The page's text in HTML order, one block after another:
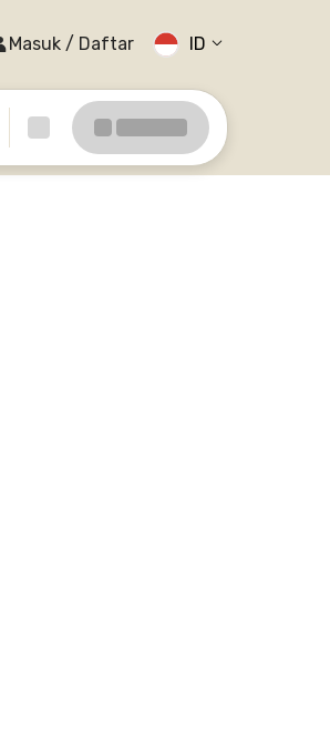
Masuk / Daftar ID